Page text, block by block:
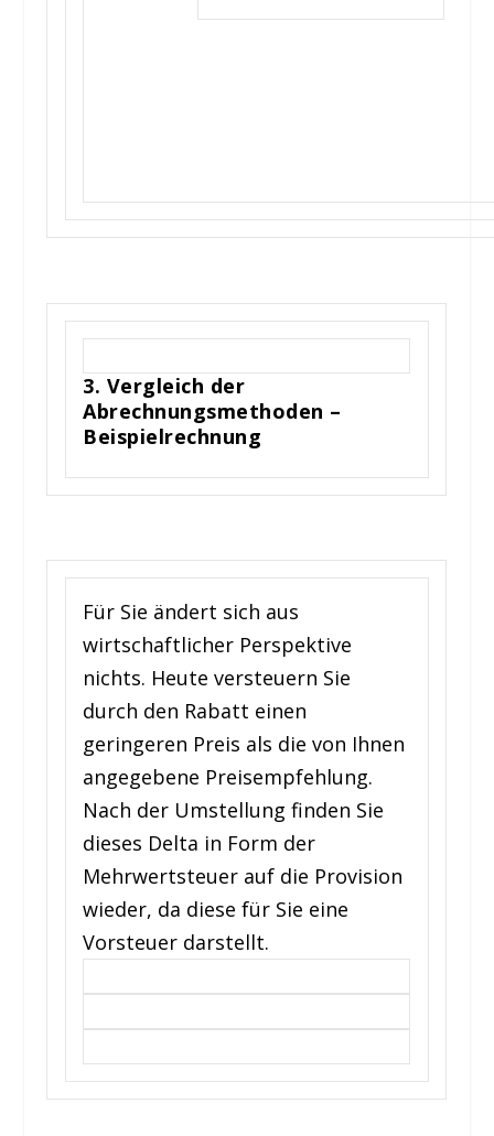
3. Vergleich der
Abrechnungsmethoden –
Beispielrechnung
Für Sie ändert sich aus
wirtschaftlicher Perspektive
nichts. Heute versteuern Sie
durch den Rabatt einen
geringeren Preis als die von Ihnen
angegebene Preisempfehlung.
Nach der Umstellung finden Sie
dieses Delta in Form der
Mehrwertsteuer auf die Provision
wieder, da diese für Sie eine
Vorsteuer darstellt.